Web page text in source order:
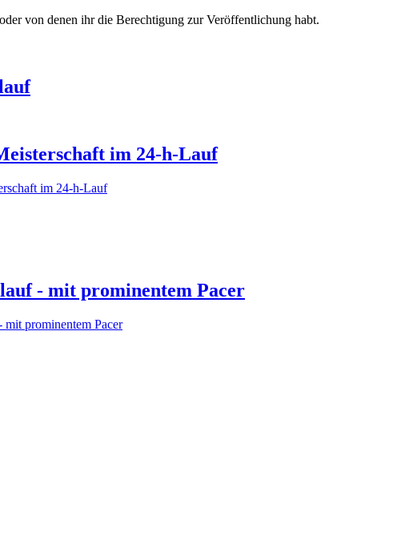
von denen ihr die Berechtigung zur Veröffentlichung habt.
im 24-h-Lauf
im 24-h-Lauf
- mit prominentem Pacer
prominentem Pacer